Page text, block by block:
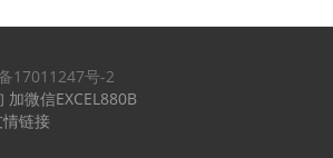
17011247号-2
加微信EXCEL880B
链接